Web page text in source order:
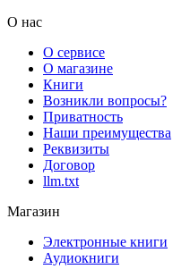
О нас
О сервисе
О магазине
Книги
Возникли вопросы?
Приватность
Наши преимущества
Реквизиты
Договор
llm.txt
Магазин
Электронные книги
Аудиокниги